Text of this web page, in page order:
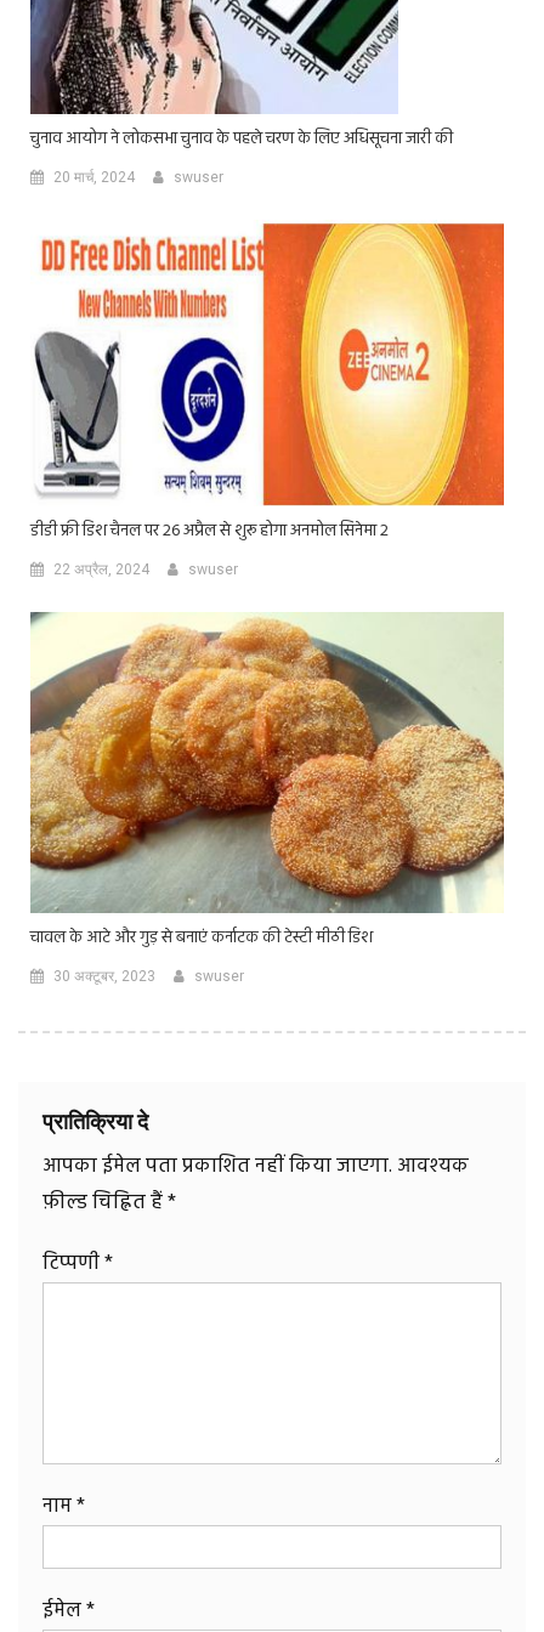
चुनाव आयोग ने लोकसभा चुनाव के पहले चरण के लिए अधिसूचना जारी की
20 मार्च, 2024 swuser
डीडी फ्री डिश चैनल पर 26 अप्रैल से शुरू होगा अनमोल सिनेमा 2
22 अप्रैल, 2024 swuser
चावल के आटे और गुड़ से बनाएं कर्नाटक की टेस्टी मीठी डिश
30 अक्टूबर, 2023 swuser
प्रातिक्रिया दे
आपका ईमेल पता प्रकाशित नहीं किया जाएगा. आवश्यक
फ़ील्ड चिह्नित हैं*
टिप्पणी*
नाम*
ईमेल*